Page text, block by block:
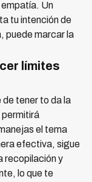
Un
tu intención de
puede marcar la
límites
tener to da la
permitirá
el tema
efectiva, sigue
recopilación y
lo que te